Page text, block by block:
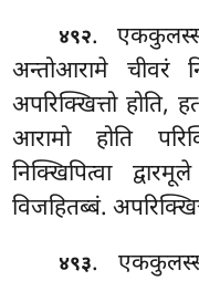
४९२. एककुलस्स
अन्तोआरामे चीवरं
अपरिक्खित्तो होति,
आरामो होति
निक्खिपित्वा
विजहितब्बं.
४९३.